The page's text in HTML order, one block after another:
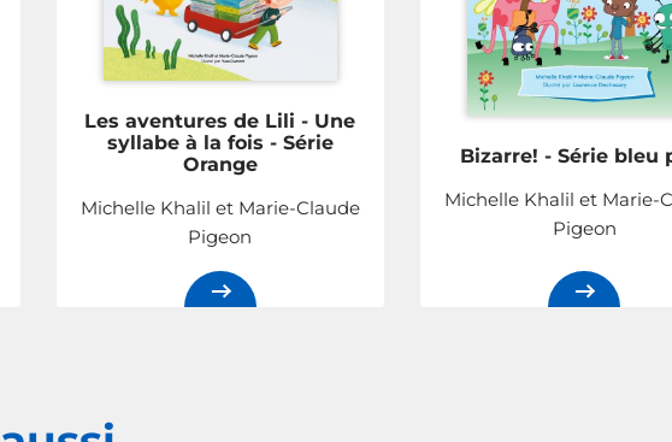
Les aventures de Lili - Une
syllabe à la fois - Série
Orange
Michelle Khalil et Marie-Claude
Pigeon
Bizarre! - Série bleu
Michelle Khalil et Marie-
Pigeon